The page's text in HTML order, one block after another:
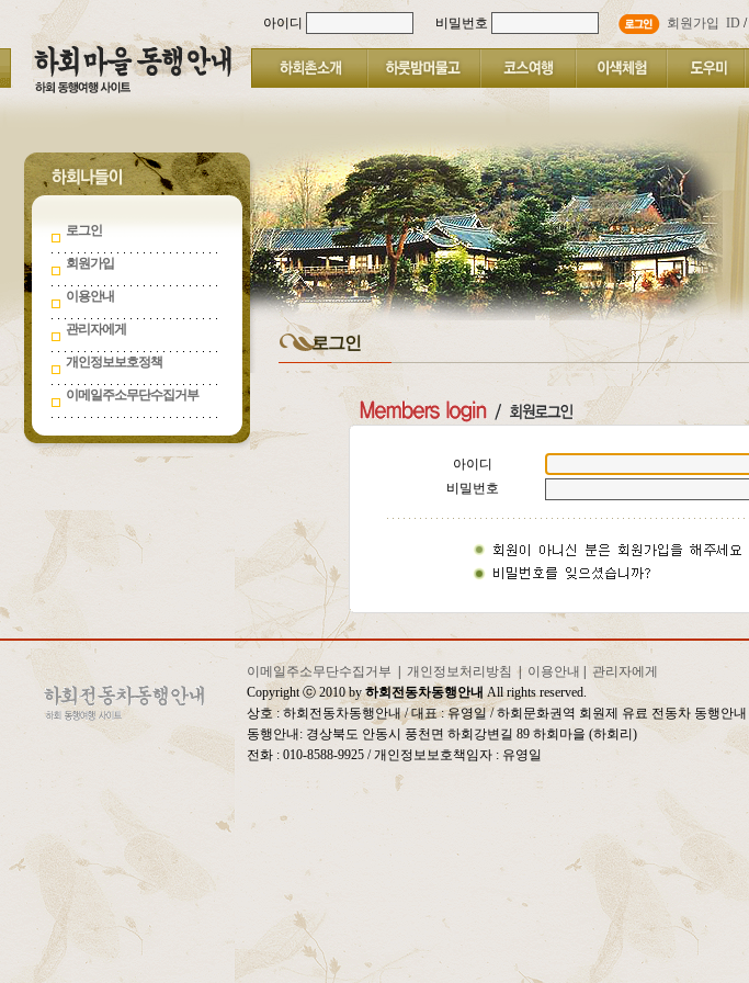
로그인
회원가입
이용안내
관리자에게
개인정보보호정책
이메일주소무단수집거부
아이디 비밀번호 회원가입 ID /
로그인
아이디
비밀번호
이메일주소무단수집거부 개인정보처리방침 | 이용안내
관리자에게
Copyright ⓒ 2010 by하회전동차동행안내All rights reserved.
상호 : 하회전동차동행안내 / 대표 : 유영일 / 하회문화권역 회원제 유료 전동차 동행안내
동행안내: 경상북도 안동시 풍천면 하회강변길 89 하회마을 (하회리)
전화 : 010-8588-9925 / 개인정보보호책임자 : 유영일